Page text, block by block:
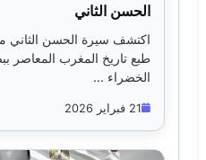
الحسن الثاني
اكتشف سيرة الحسن الثاني
طبع تاريخ المغرب المعاصر
الخضراء ...
21 فبراير 2026